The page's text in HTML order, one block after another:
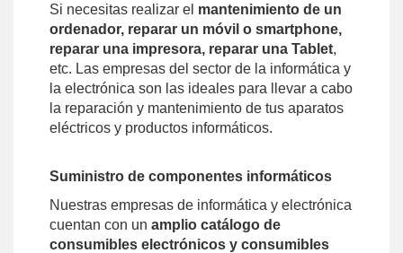
Si necesitas realizar el mantenimiento de un
ordenador, reparar un móvil o smartphone,
reparar una impresora, reparar una Tablet,
etc. Las empresas del sector de la informática y
la electrónica son las ideales para llevar a cabo
la reparación y mantenimiento de tus aparatos
eléctricos y productos informáticos.
Suministro de componentes informáticos
Nuestras empresas de informática y electrónica
cuentan con un amplio catálogo de
consumibles electrónicos y consumibles